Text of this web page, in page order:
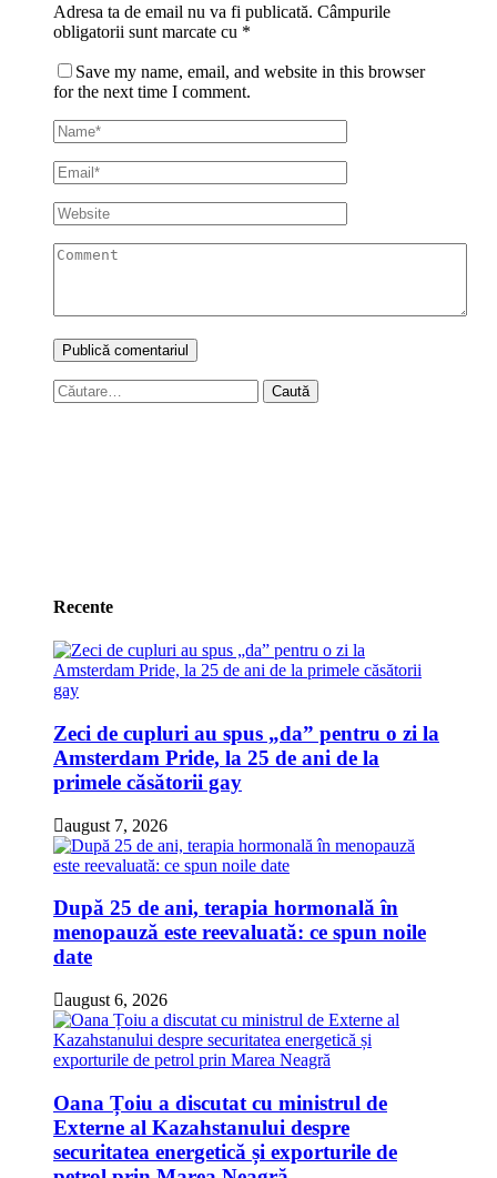
Adresa ta de email nu va fi publicată. Câmpurile
obligatorii sunt marcate cu *
Save my name, email, and website in this browser
for the next time I comment.
Caută
după:
Recente
Zeci de cupluri au spus „da” pentru o zi la
Amsterdam Pride, la 25 de ani de la
primele căsătorii gay
august 7, 2026
După 25 de ani, terapia hormonală în
menopauză este reevaluată: ce spun noile
date
august 6, 2026
Oana Țoiu a discutat cu ministrul de
Externe al Kazahstanului despre
securitatea energetică și exporturile de